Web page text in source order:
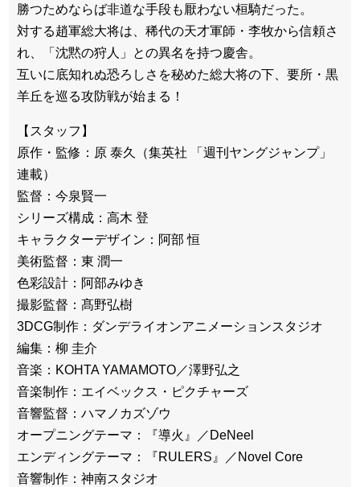
勝つためならば非道な手段も厭わない桓騎だった。
対する趙軍総大将は、稀代の天才軍師・李牧から信頼さ
れ、「沈黙の狩人」との異名を持つ慶舎。
互いに底知れぬ恐ろしさを秘めた総大将の下、要所・黒
羊丘を巡る攻防戦が始まる！
【スタッフ】
原作・監修：原 泰久（集英社 「週刊ヤングジャンプ」
連載）
監督：今泉賢一
シリーズ構成：高木 登
キャラクターデザイン：阿部 恒
美術監督：東 潤一
色彩設計：阿部みゆき
撮影監督：髙野弘樹
3DCG制作：ダンデライオンアニメーションスタジオ
編集：柳 圭介
音楽：KOHTA YAMAMOTO／澤野弘之
音楽制作：エイベックス・ピクチャーズ
音響監督：ハマノカズゾウ
オープニングテーマ：『導火』／DeNeel
エンディングテーマ：『RULERS』／Novel Core
音響制作：神南スタジオ